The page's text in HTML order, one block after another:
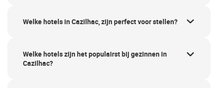
Welke hotels in Cazilhac, zijn perfect voor stellen?
Welke hotels zijn het populairst bij gezinnen in
Cazilhac?